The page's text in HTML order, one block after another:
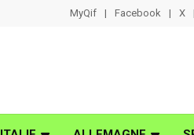
MyQif Facebook X